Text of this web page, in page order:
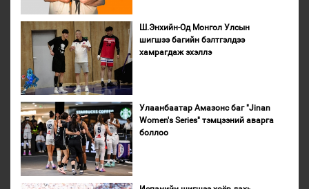
Ш.Энхийн-Од Монгол Улсын
шигшээ багийн бэлтгэлдээ
хамрагдаж эхэллэ
Улаанбаатар Амазонс баг "Jinan
Women's Series" тэмцээний аварга
боллоо